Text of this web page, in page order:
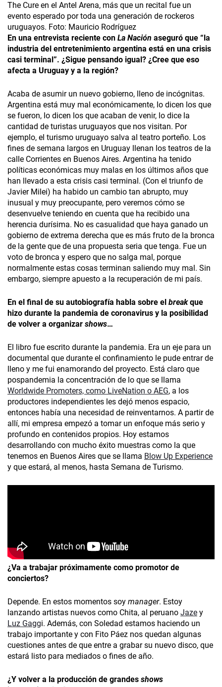
The Cure en el Antel Arena, más que un recital fue un
evento esperado por toda una generación de rockeros
uruguayos. Foto: Mauricio Rodríguez
En una entrevista reciente con La Nación aseguró que “la
industria del entretenimiento argentina está en una crisis
casi terminal”. ¿Sigue pensando igual? ¿Cree que eso
afecta a Uruguay y a la región?
Acaba de asumir un nuevo gobierno, lleno de incógnitas.
Argentina está muy mal económicamente, lo dicen los que
se fueron, lo dicen los que acaban de venir, lo dice la
cantidad de turistas uruguayos que nos visitan. Por
ejemplo, el turismo uruguayo salva al teatro porteño. Los
fines de semana largos en Uruguay llenan los teatros de la
calle Corrientes en Buenos Aires. Argentina ha tenido
políticas económicas muy malas en los últimos años que
han llevado a esta crisis casi terminal. (Con el triunfo de
Javier Milei) ha habido un cambio tan abrupto, muy
inusual­ y muy preocupante, pero veremos cómo se
desenvuelve teniendo en cuenta que ha recibido una
herencia durísima. No es casualidad que haya ganado un
gobierno de extrema derecha que es más fruto de la bronca
de la gente que de una propuesta seria que tenga. Fue un
voto de bronca y espero que no salga mal, porque
normalmente estas cosas terminan saliendo muy mal. Sin
embargo, siempre apuesto a la recuperación de mi país.
En el final de su autobiografía habla sobre el breakque
hizo durante la pandemia de coronavirus y la posibilidad
de volver a organizar shows…
El libro fue escrito durante la pandemia. Era un eje para un
documental que durante el confinamiento le pude entrar de
lleno y me fui enamorando del proyecto. Está claro que
pospandemia­ la concentración de lo que se llama
Worldwide Promoters, como LiveNation o AEG, a los
productores independientes les dejó menos espacio,
entonces había una necesidad de reinventarnos. A partir de
allí, mi empresa empezó a tomar un enfoque más serio y
profundo en contenidos propios. Hoy estamos
desarrollando con mucho éxito muestras como la que
tenemos en Buenos Aires que se llama Blow Up Experience
y que estará, al menos, hasta Semana­ de Turismo.
¿Va a trabajar próximamente como promotor de
conciertos?
Depende. En estos momentos soy manager. Estoy
lanzando artistas nuevos como Chita, al peruano Jaze y
Luz Gaggi. Además, con Soledad estamos haciendo un
trabajo importante y con Fito Páez nos quedan algunas
cuestiones antes de que entre a grabar su nuevo disco, que
estará listo para mediados o fines de año.
¿Y volver a la producción de grandes shows